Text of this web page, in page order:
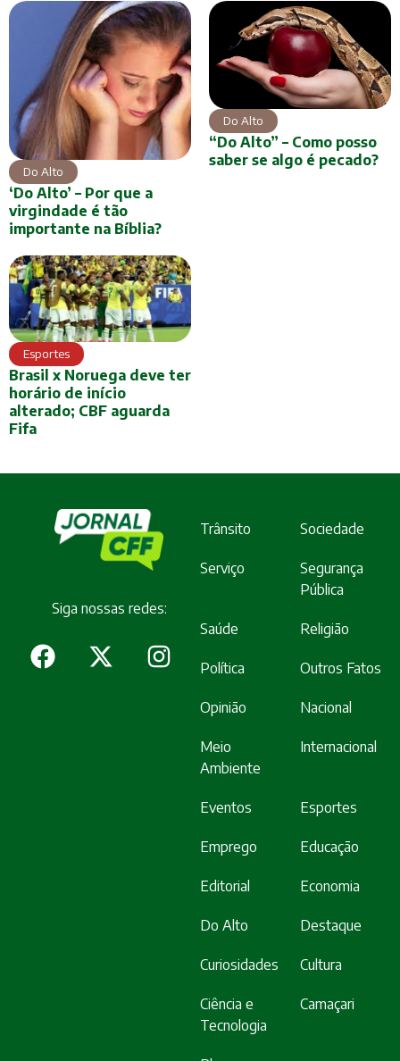
Do Alto
‘Do Alto’ – Por que a
virgindade é tão
importante na Bíblia?
Do Alto
“Do Alto” – Como posso
saber se algo é pecado?
Esportes
Brasil x Noruega deve ter
horário de início
alterado; CBF aguarda
Fifa
Siga nossas redes:
Trânsito Sociedade
Serviço
Segurança
Pública
Saúde Religião
Política Outros Fatos
Opinião Nacional
Meio
Ambiente
Internacional
Eventos Esportes
Emprego Educação
Editorial Economia
Do Alto Destaque
Curiosidades Cultura
Ciência e
Tecnologia
Camaçari